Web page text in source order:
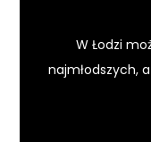
W Łodzi
najmłodszych,